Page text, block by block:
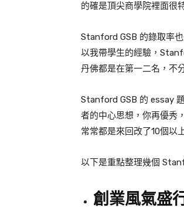
的確是頂尖商學院裡面很
Stanford GSB 的錄取率
以我帶學生的經驗，
丹佛都是在第一二名，不
Stanford GSB 的 essay
者的中心思想，你再優秀
常常都是來回改了10個以
以下是重點整理幾個
創業風氣盛